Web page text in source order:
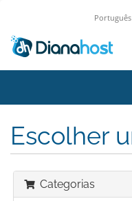
Português
Escolher
Categorias